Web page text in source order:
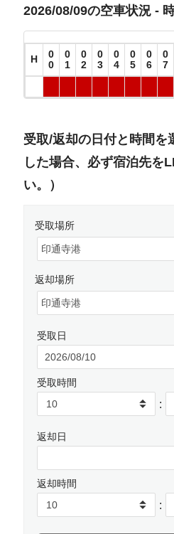
2026/08/09の空車状況 -
H
0
0
0
1
0
2
0
3
0
4
0
5
0
6
0
7
受取/返却の日付と時間を
した場合、必ず宿泊先を
い。）
受取場所
返却場所
受取日
受取時間
:
返却日
返却時間
: